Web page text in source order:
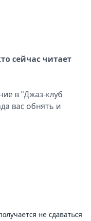
сейчас читает
в "Джаз-клуб
вас обнять и
не сдаваться